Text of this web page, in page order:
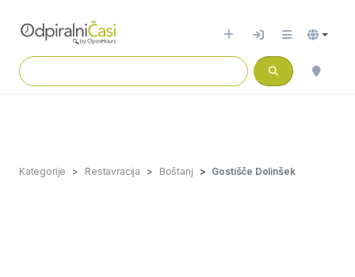
Kategorije Restavracija Boštanj Gostišče Dolinšek